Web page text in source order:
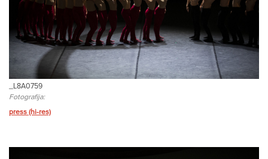
_L8A0759
Fotografija:
press (hi-res)